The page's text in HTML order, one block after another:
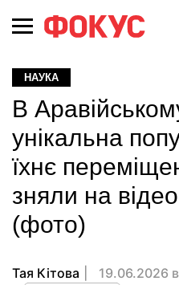
НАУКА
В
унікальна
їхнє
зняли на
(фото)
Тая Кітова 19.06.2026